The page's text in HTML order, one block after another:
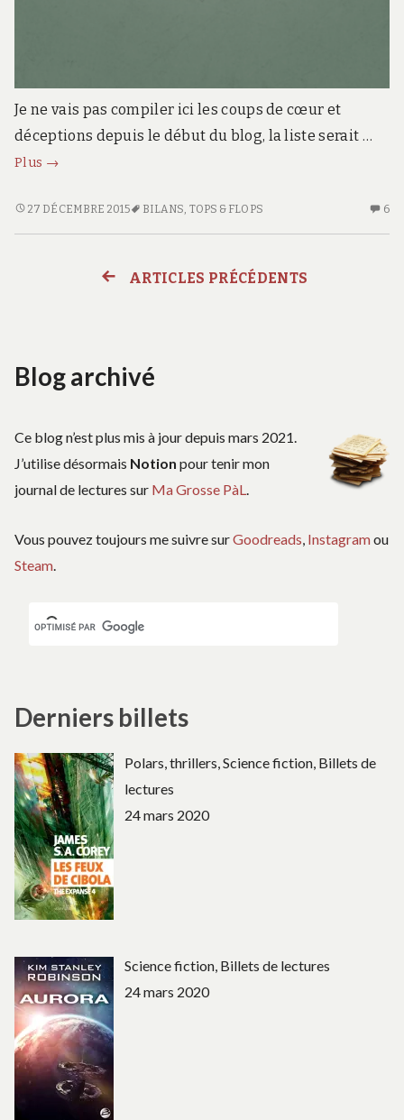
Je ne vais pas compiler ici les coups de cœur et
déceptions depuis le début du blog, la liste serait …
Plus Bilan
tops
et
→
BILAN
27 DÉCEMBRE 2015 BILANS, TOPS & FLOPS 6
articles
ARTICLES PRÉCÉDENTS
Blog archivé
Ce blog n’est plus mis à jour depuis mars 2021.
J’utilise désormais Notion pour tenir mon
journal de lectures sur Ma Grosse PàL
Vous pouvez toujours me suivre surGoodreads, Instagramou
Steam.
Derniers billets
Polars, thrillers, Science fiction, Billets de
lectures
24 mars 2020
Science fiction, Billets de lectures
24 mars 2020